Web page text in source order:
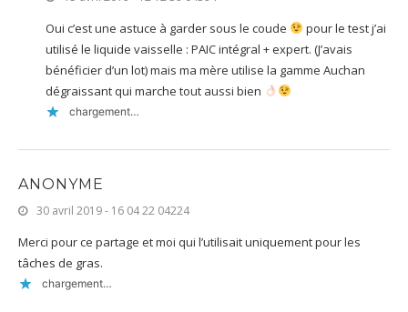
Oui c’est une astuce à garder sous le coude
pour le test j’ai
utilisé le liquide vaisselle : PAIC intégral + expert. (J’avais
bénéficier d’un lot) mais ma mère utilise la gamme Auchan
dégraissant qui marche tout aussi bien
chargement…
ANONYME
30 avril 2019 - 16 04 22 04224
Merci pour ce partage et moi qui l’utilisait uniquement pour les
tâches de gras.
chargement…